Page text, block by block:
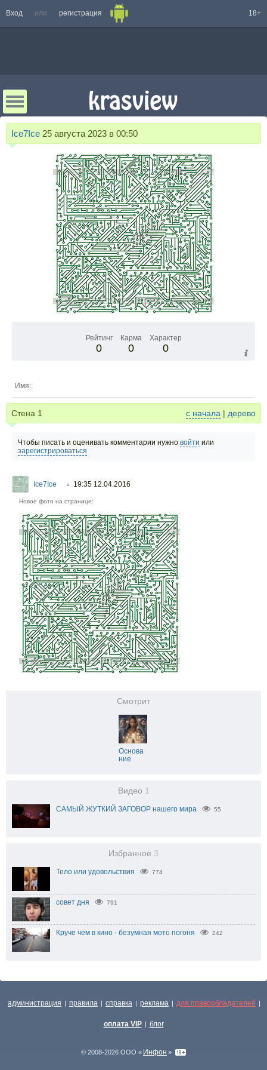
Вход или регистрация 18+
Ice7Ice 25 августа 2023 в 00:50
Рейтинг
0
Карма
0
Характер
0
Имя:
Стена 1 с начала | дерево
Чтобы писать и оценивать комментарии нужно войти или
зарегистрироваться
Ice7Ice ○ 19:35 12.04.2016
Новое фото на странице:
Смотрит
Основа
ние
Видео 1
САМЫЙ ЖУТКИЙ ЗАГОВОР нашего мира 55
Избранное 3
Тело или удовольствия 774
совет дня 791
Круче чем в кино - безумная мото погоня 242
администрация | правила | справка | реклама | для правообладателей |
оплата VIP | блог
© 2008-2026 ООО « Инфон »